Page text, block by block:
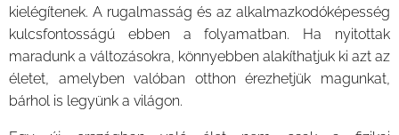
kielégítenek. A rugalmasság és az alkalmazkodóképesség
kulcsfontosságú ebben a folyamatban. Ha nyitottak
maradunk a változásokra, könnyebben alakíthatjuk ki azt az
életet, amelyben valóban otthon érezhetjük magunkat,
bárhol is legyünk a világon.